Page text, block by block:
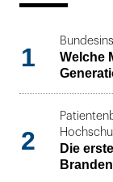
1
Welche
2
Die